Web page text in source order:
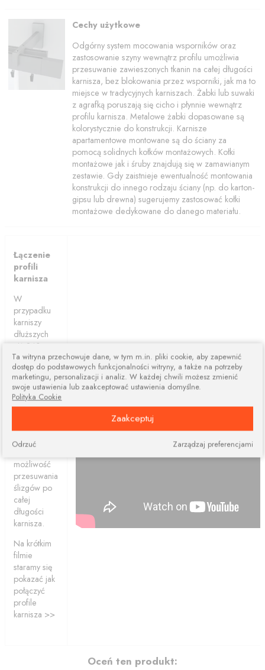
Cechy użytkowe
Odgórny system mocowania wsporników oraz
zastosowanie szyny wewnątrz profilu umożliwia
przesuwanie zawieszonych tkanin na całej długości
karnisza, bez blokowania przez wsporniki, jak ma to
miejsce w tradycyjnych karniszach. Żabki lub suwaki
z agrafką poruszają się cicho i płynnie wewnątrz
profilu karnisza. Metalowe żabki dopasowane są
kolorystycznie do konstrukcji. Karnisze
apartamentowe montowane są do ściany za
pomocą solidnych kołków montażowych. Kołki
montażowe jak i śruby znajdują się w zamawianym
zestawie. Gdy zaistnieje ewentualność montowania
konstrukcji do innego rodzaju ściany (np. do karton-
gipsu lub drewna) sugerujemy zastosować kołki
montażowe dedykowane do danego materiału.
Łączenie
profili
karnisza
W
przypadku
karniszy
dłuższych
niż 240cm
karnisze są
łączone z
dwóch lub
więcej
elementów.
profile
ciągle dają
możliwość
przesuwania
ślizgów po
całej
długości
karnisza.
Na krótkim
filmie
staramy się
pokazać jak
połączyć
profile
karnisza >>
Oceń ten produkt:
Ta witryna przechowuje dane, w tym m.in. pliki cookie, aby zapewnić
dostęp do podstawowych funkcjonalności witryny, a także na potrzeby
marketingu, personalizacji i analiz. W każdej chwili możesz zmienić
swoje ustawienia lub zaakceptować ustawienia domyślne.
Polityka Cookie
Zaakceptuj
Zarządzaj preferencjami
Odrzuć